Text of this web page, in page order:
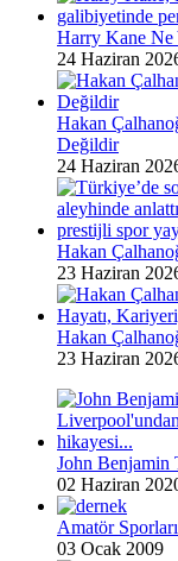
Harry Kane Ne
24 Haziran
Hakan
Değildir
24 Haziran
Hakan
23 Haziran
Hakan
23 Haziran
John Benjamin
02 Haziran
Amatör
03 Ocak 2009